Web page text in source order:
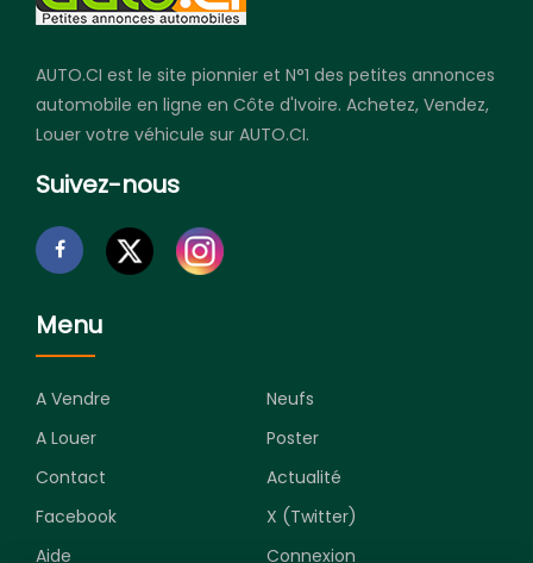
AUTO.CI est le site pionnier et N°1 des petites annonces
automobile en ligne en Côte d'Ivoire. Achetez, Vendez,
Louer votre véhicule sur AUTO.CI.
Suivez-nous
Menu
A Vendre
Neufs
A Louer
Poster
Contact
Actualité
Facebook
X (Twitter)
Aide
Connexion